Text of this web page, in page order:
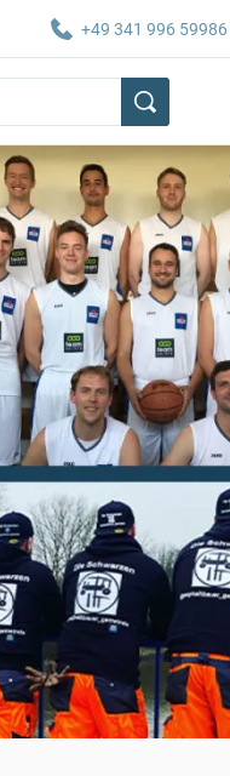
+49 341 996 59986